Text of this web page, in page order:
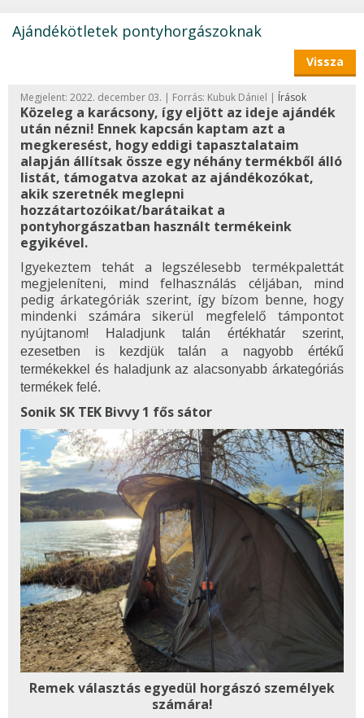
Ajándékötletek pontyhorgászoknak
Vissza
Megjelent: 2022. december 03. | Forrás: Kubuk Dániel | Írások
Közeleg a karácsony, így eljött az ideje ajándék
után nézni! Ennek kapcsán kaptam azt a
megkeresést, hogy eddigi tapasztalataim
alapján állítsak össze egy néhány termékből álló
listát, támogatva azokat az ajándékozókat,
akik szeretnék meglepni
hozzátartozóikat/barátaikat a
pontyhorgászatban használt termékeink
egyikével.
Igyekeztem tehát a legszélesebb termékpalettát
megjeleníteni, mind felhasználás céljában, mind
pedig árkategóriák szerint, így bízom benne, hogy
mindenki számára sikerül megfelelő támpontot
nyújtanom!
Haladjunk talán értékhatár szerint,
ezesetben is kezdjük talán a nagyobb értékű
termékekkel és haladjunk az alacsonyabb árkategóriás
termékek felé.
Sonik SK TEK Bivvy 1 fős sátor
Remek választás egyedül horgászó személyek
számára!